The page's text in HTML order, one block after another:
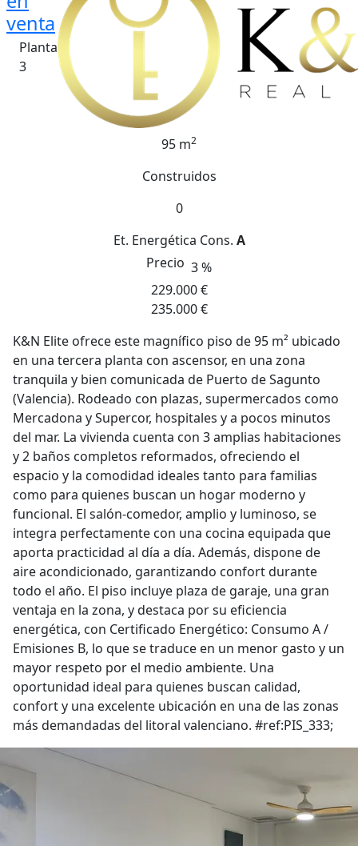
venta
Planta
3
95 m2
Construidos
0
Et. Energética Cons. A
Precio 3 %
229.000 €
235.000 €
K&N Elite ofrece este magnífico piso de 95 m² ubicado
en una tercera planta con ascensor, en una zona
tranquila y bien comunicada de Puerto de Sagunto
(Valencia). Rodeado con plazas, supermercados como
Mercadona y Supercor, hospitales y a pocos minutos
del mar. La vivienda cuenta con 3 amplias habitaciones
y 2 baños completos reformados, ofreciendo el
espacio y la comodidad ideales tanto para familias
como para quienes buscan un hogar moderno y
funcional. El salón-comedor, amplio y luminoso, se
integra perfectamente con una cocina equipada que
aporta practicidad al día a día. Además, dispone de
aire acondicionado, garantizando confort durante
todo el año. El piso incluye plaza de garaje, una gran
ventaja en la zona, y destaca por su eficiencia
energética, con Certificado Energético: Consumo A /
Emisiones B, lo que se traduce en un menor gasto y un
mayor respeto por el medio ambiente. Una
oportunidad ideal para quienes buscan calidad,
confort y una excelente ubicación en una de las zonas
más demandadas del litoral valenciano. #ref:PIS_333;